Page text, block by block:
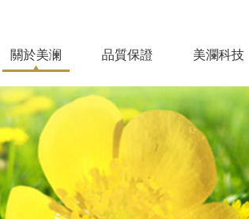
關於美澜 品質保證 美瀾科技